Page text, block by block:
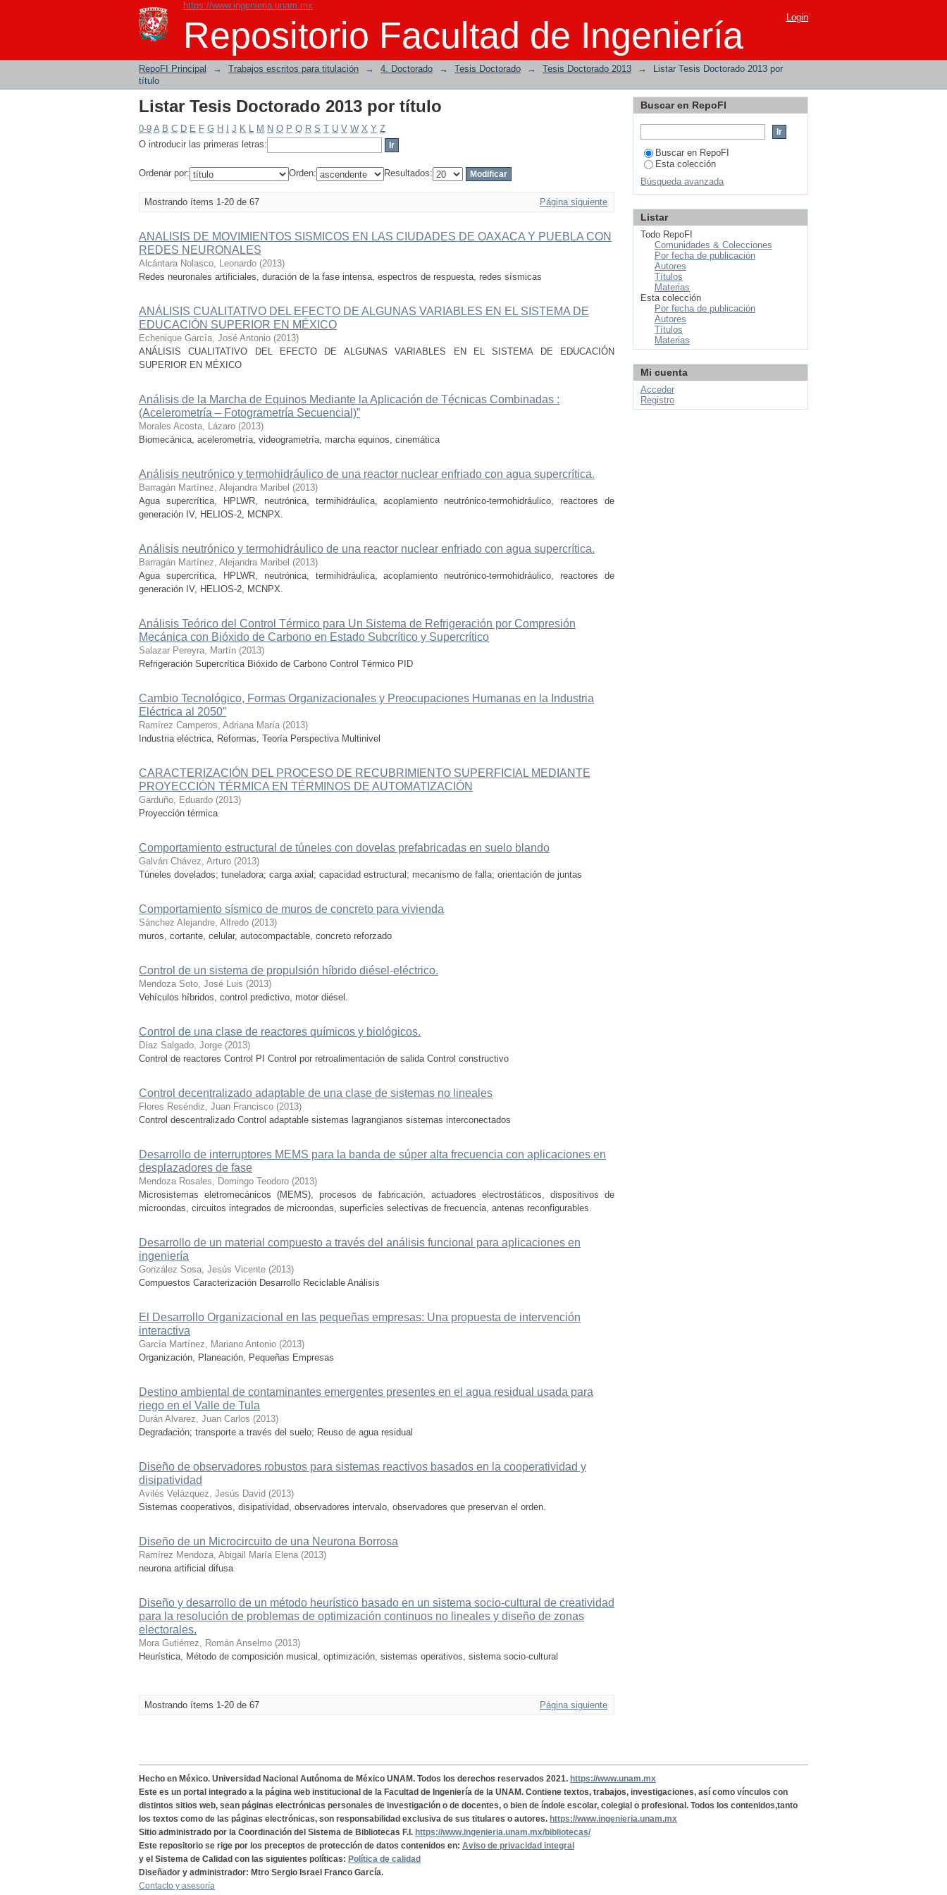
https://www.ingenieria.unam.mx
Repositorio Facultad de Ingeniería
Listar Tesis Doctorado 2013 por título Login
RepoFI Principal → Trabajos escritos para titulación → 4. Doctorado → Tesis Doctorado → Tesis Doctorado 2013 →
Listar Tesis Doctorado 2013 por
título
Listar Tesis Doctorado 2013 por título
0-9 A B C D E F G H J K L M N O P Q R S T U V W X Y Z
O introducir las primeras letras:
Ordenar por: Orden: Resultados:
Mostrando ítems 1-20 de 67 Página siguiente
ANALISIS DE MOVIMIENTOS SISMICOS EN LAS CIUDADES DE OAXACA Y PUEBLA CON
REDES NEURONALES
Alcántara Nolasco, Leonardo (2013)
Redes neuronales artificiales, duración de la fase intensa, espectros de respuesta, redes sísmicas
ANÁLISIS CUALITATIVO DEL EFECTO DE ALGUNAS VARIABLES EN EL SISTEMA DE
EDUCACIÓN SUPERIOR EN MÉXICO
Echenique García, José Antonio (2013)
ANÁLISIS CUALITATIVO DEL EFECTO DE ALGUNAS VARIABLES EN EL SISTEMA DE EDUCACIÓN
SUPERIOR EN MÉXICO
Análisis de la Marcha de Equinos Mediante la Aplicación de Técnicas Combinadas :
(Acelerometría – Fotogrametría Secuencial)”
Morales Acosta, Lázaro (2013)
Biomecánica, acelerometría, videogrametría, marcha equinos, cinemática
Análisis neutrónico y termohidráulico de una reactor nuclear enfriado con agua supercrítica.
Barragán Martínez, Alejandra Maribel (2013)
Agua supercrítica, HPLWR, neutrónica, termihidráulica, acoplamiento neutrónico-termohidráulico, reactores de
generación IV, HELIOS-2, MCNPX.
Análisis neutrónico y termohidráulico de una reactor nuclear enfriado con agua supercrítica.
Barragán Martínez, Alejandra Maribel (2013)
Agua supercrítica, HPLWR, neutrónica, termihidráulica, acoplamiento neutrónico-termohidráulico, reactores de
generación IV, HELIOS-2, MCNPX.
Análisis Teórico del Control Térmico para Un Sistema de Refrigeración por Compresión
Mecánica con Bióxido de Carbono en Estado Subcrítico y Supercrítico
Salazar Pereyra, Martín (2013)
Refrigeración Supercrítica Bióxido de Carbono Control Térmico PID
Cambio Tecnológico, Formas Organizacionales y Preocupaciones Humanas en la Industria
Eléctrica al 2050”
Ramírez Camperos, Adriana María (2013)
Industria eléctrica, Reformas, Teoría Perspectiva Multinivel
CARACTERIZACIÓN DEL PROCESO DE RECUBRIMIENTO SUPERFICIAL MEDIANTE
PROYECCIÓN TÉRMICA EN TÉRMINOS DE AUTOMATIZACIÓN
Garduño, Eduardo (2013)
Proyección térmica
Comportamiento estructural de túneles con dovelas prefabricadas en suelo blando
Galván Chávez, Arturo (2013)
Túneles dovelados; tuneladora; carga axial; capacidad estructural; mecanismo de falla; orientación de juntas
Comportamiento sísmico de muros de concreto para vivienda
Sánchez Alejandre, Alfredo (2013)
muros, cortante, celular, autocompactable, concreto reforzado
Control de un sistema de propulsión híbrido diésel-eléctrico.
Mendoza Soto, José Luis (2013)
Vehículos híbridos, control predictivo, motor diésel.
Control de una clase de reactores químicos y biológicos.
Díaz Salgado, Jorge (2013)
Control de reactores Control PI Control por retroalimentación de salida Control constructivo
Control decentralizado adaptable de una clase de sistemas no lineales
Flores Reséndiz, Juan Francisco (2013)
Control descentralizado Control adaptable sistemas lagrangianos sistemas interconectados
Desarrollo de interruptores MEMS para la banda de súper alta frecuencia con aplicaciones en
desplazadores de fase
Mendoza Rosales, Domingo Teodoro (2013)
Microsistemas eletromecánicos (MEMS), procesos de fabricación, actuadores electrostáticos, dispositivos de
microondas, circuitos integrados de microondas, superficies selectivas de frecuencia, antenas reconfigurables.
Desarrollo de un material compuesto a través del análisis funcional para aplicaciones en
ingeniería
González Sosa, Jesús Vicente (2013)
Compuestos Caracterización Desarrollo Reciclable Análisis
El Desarrollo Organizacional en las pequeñas empresas: Una propuesta de intervención
interactiva
García Martínez, Mariano Antonio (2013)
Organización, Planeación, Pequeñas Empresas
Destino ambiental de contaminantes emergentes presentes en el agua residual usada para
riego en el Valle de Tula
Durán Alvarez, Juan Carlos (2013)
Degradación; transporte a través del suelo; Reuso de agua residual
Diseño de observadores robustos para sistemas reactivos basados en la cooperatividad y
disipatividad
Avilés Velázquez, Jesús David (2013)
Sistemas cooperativos, disipatividad, observadores intervalo, observadores que preservan el orden.
Diseño de un Microcircuito de una Neurona Borrosa
Ramírez Mendoza, Abigail María Elena (2013)
neurona artificial difusa
Diseño y desarrollo de un método heurístico basado en un sistema socio-cultural de creatividad
para la resolución de problemas de optimización continuos no lineales y diseño de zonas
electorales.
Mora Gutiérrez, Román Anselmo (2013)
Heurística, Método de composición musical, optimización, sistemas operativos, sistema socio-cultural
Mostrando ítems 1-20 de 67 Página siguiente
Buscar en RepoFI
Buscar en RepoFI
Esta colección
Búsqueda avanzada
Listar
Todo RepoFI
Comunidades & Colecciones
Por fecha de publicación
Autores
Títulos
Materias
Esta colección
Por fecha de publicación
Autores
Títulos
Materias
Mi cuenta
Acceder
Registro
Hecho en México. Universidad Nacional Autónoma de México UNAM. Todos los derechos reservados 2021. https://www.unam.mx
Este es un portal integrado a la página web institucional de la Facultad de Ingeniería de la UNAM. Contiene textos, trabajos, investigaciones, así como vínculos con
distintos sitios web, sean páginas electrónicas personales de investigación o de docentes, o bien de índole escolar, colegial o profesional. Todos los contenidos,tanto
los textos como de las páginas electrónicas, son responsabilidad exclusiva de sus titulares o autores. https://www.ingenieria.unam.mx
Sitio administrado por la Coordinación del Sistema de Bibliotecas F.I. https://www.ingenieria.unam.mx/bibliotecas/
Este repositorio se rige por los preceptos de protección de datos contenidos en: Aviso de privacidad integral
y el Sistema de Calidad con las siguientes políticas: Política de calidad
Diseñador y administrador: Mtro Sergio Israel Franco García.
Contacto y asesoría